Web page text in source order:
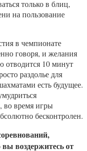
только в блиц,
на пользование
в чемпионате
говоря, и желания
отводится 10 минут
раздолье для
есть будущее.
во время игры
бесконтролен.
воздержитесь от